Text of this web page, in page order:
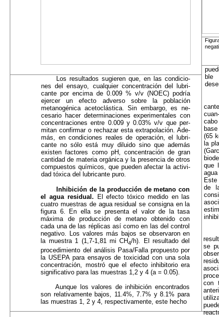
ble
(65
la
que
de
se
con
Los resultados sugieren que, en las condicio­
nes del ensayo, cualquier concentración del lubri­
cante por encima de 0.009 % v/v (NOEC) podría
ejercer un efecto adverso sobre la población
metanogénica acetoclástica. Sin embargo, es ne­
cesario hacer determinaciones experimentales con
concentraciones entre 0.009 y 0.03% v/v que per­
mitan confirmar o rechazar esta extrapolación. Ade­
más, en condiciones reales de operación, el lubri­
cante no sólo está muy diluido sino que además
existen factores como pH, concentración de gran
cantidad de materia orgánica y la presencia de otros
compuestos químicos, que pueden afectar la activi­
dad tóxica del lubricante puro.
Inhibición de la producción de metano con
el agua residual. El efecto tóxico medido en las
cua­tro muestras de agua residual se consigna en la
figu­ra 6. En ella se presenta el valor de la tasa
máxima de producción de metano obtenido con
cada una de las réplicas así como en las del control
negativo. Los valores más bajos se observaron en
la muestra 1 (1,7-1,81 mi CH4/h). El resultado del
procedimiento del análisis Pasa/Falla propuesto por
la USEPA para ensayos de toxicidad con una sola
concentración, mostró que el efecto inhibitorio era
significativo para las muestras 1,2 y 4 (a = 0.05).
Aunque los valores de inhibición encontrados
son relativamente bajos, 11.4%, 7.7% y 8.1% para
las muestras 1, 2 y 4, respectivamente, este hecho